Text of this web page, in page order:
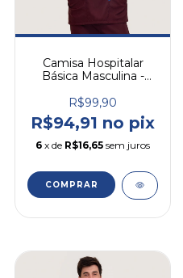
Camisa Hospitalar
Básica Masculina -
R$99,90
R$94,91 no pix
6 x de R$16,65 sem juros
COMPRAR